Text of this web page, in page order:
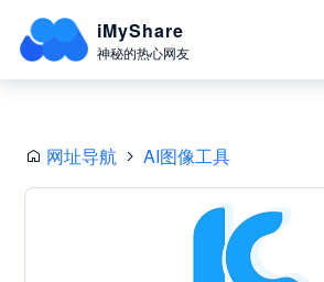
iMyShare
神秘的热心网友
网址导航 AI图像工具